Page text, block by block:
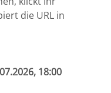
die URL in
18:00